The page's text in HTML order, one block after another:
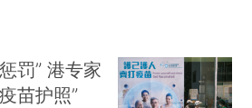
罚” 港专家
苗护照”